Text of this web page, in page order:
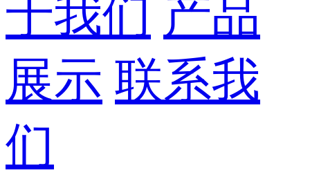
于我们 产品
展示 联系我
们